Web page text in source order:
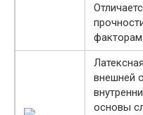
факторам.
внешней
основы